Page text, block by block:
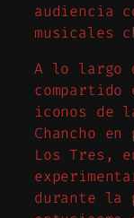
audiencia
musicales
A lo largo
compartido
iconos de
Chancho
Los Tres,
durante la